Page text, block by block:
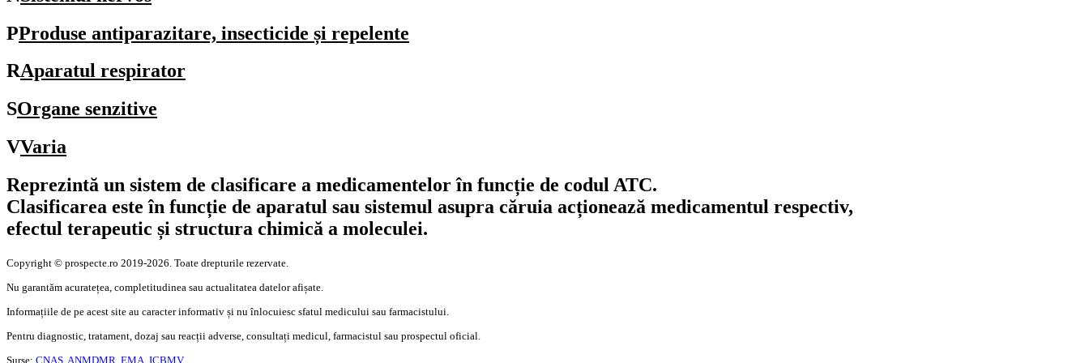
PProduse antiparazitare, insecticide și repelente
RAparatul respirator
SOrgane senzitive
VVaria
Reprezintă un sistem de clasificare a medicamentelor în funcție de codul ATC.
Clasificarea este în funcție de aparatul sau sistemul asupra căruia acționează medicamentul respectiv,
efectul terapeutic și structura chimică a moleculei.
Copyright © prospecte.ro 2019-2026. Toate drepturile rezervate.
Nu garantăm acuratețea, completitudinea sau actualitatea datelor afișate.
Informațiile de pe acest site au caracter informativ și nu înlocuiesc sfatul medicului sau farmacistului.
Pentru diagnostic, tratament, dozaj sau reacții adverse, consultați medicul, farmacistul sau prospectul oficial.
Surse: CNAS, ANMDMR, EMA, ICBMV.